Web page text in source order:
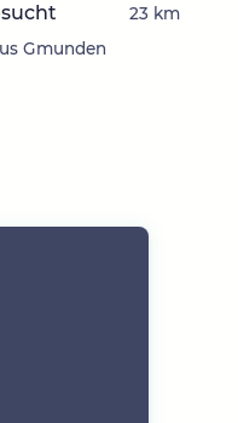
Gmunden
23 km